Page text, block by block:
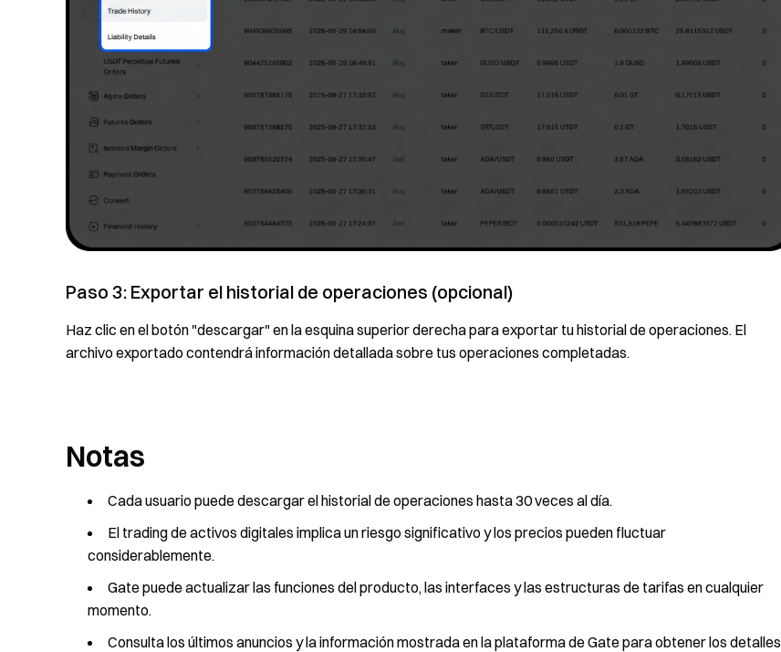
Paso 3: Exportar el historial de operaciones (opcional)
Haz clic en el botón "descargar" en la esquina superior derecha para exportar tu historial de operaciones. El
archivo exportado contendrá información detallada sobre tus operaciones completadas.
Notas
Cada usuario puede descargar el historial de operaciones hasta 30 veces al día.
El trading de activos digitales implica un riesgo significativo y los precios pueden fluctuar
considerablemente.
Gate puede actualizar las funciones del producto, las interfaces y las estructuras de tarifas en cualquier
momento.
Consulta los últimos anuncios y la información mostrada en la plataforma de Gate para obtener los detalles